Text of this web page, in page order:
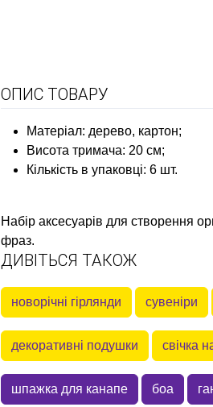
ОПИС ТОВАРУ
Матеріал: дерево, картон;
Висота тримача: 20 см;
Кількість в упаковці: 6 шт.
Набір аксесуарів для створення
фраз.
ДИВІТЬСЯ ТАКОЖ
новорічні гірлянди сувеніри
декоративні подушки свічка
шпажка для канапе боа